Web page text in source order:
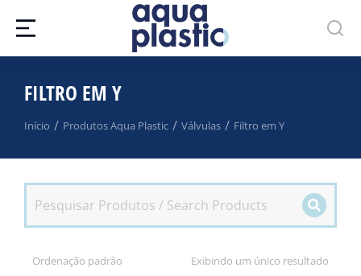
FILTRO EM Y
Você está aqui:
Início Produtos Aqua Plastic Válvulas Filtro em Y
Exibindo um único resultado